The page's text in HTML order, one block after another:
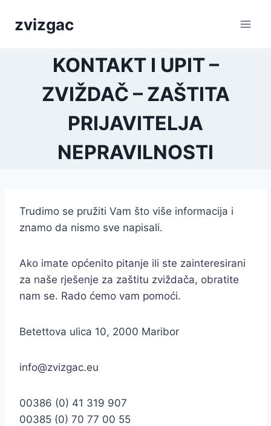
zvizgac
KONTAKT I UPIT –
ZVIŽDAČ – ZAŠTITA
PRIJAVITELJA
NEPRAVILNOSTI
Trudimo se pružiti Vam što više informacija i
znamo da nismo sve napisali.
Ako imate općenito pitanje ili ste zainteresirani
za naše rješenje za zaštitu zviždača, obratite
nam se. Rado ćemo vam pomoći.
Betettova ulica 10, 2000 Maribor
info@zvizgac.eu
00386 (0) 41 319 907
00385 (0) 70 77 00 55